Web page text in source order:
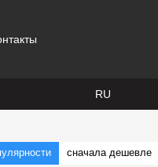
RU
сначала дешевле